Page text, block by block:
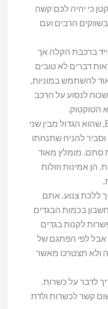
כי יהיה לכם קשה
הרבים ועם
ברכבת הקלה אך
דברים לא טובים
להשתמש במוניות,
לנסוע על הרכב
הטוקטוק.
ביציאה משדה התעופה BKK, שהוא הגדול מבין שני
להניח שתנחתו
סתם. מומלץ מאוד
הן אמינות וזולות
ללכת צנוע. אתם
בכמות הבגדים
לקנות בגדים
אבל לפי הפתגם של
ולא תצטרכו מאשר
לדבר על כשרות.
קשר לכשרות ולדת